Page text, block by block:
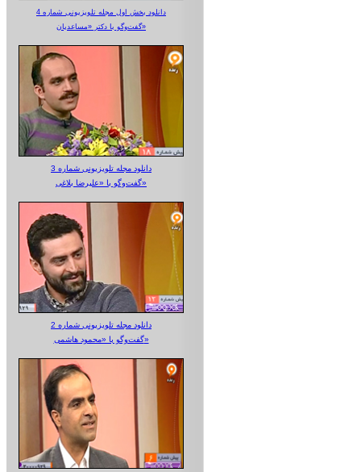
دانلود بخش اول مجله تلویزیونی شماره 4
گفت‌وگو با دکتر «مساعدیان»
دانلود مجله تلویزیونی شماره 3
گفت‌وگو با «علیرضا بلاغی»
دانلود مجله تلویزیونی شماره 2
گفت‌وگو با «محمود هاشمی»